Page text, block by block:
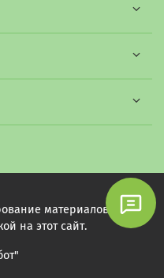
материалов этого
на этот сайт.